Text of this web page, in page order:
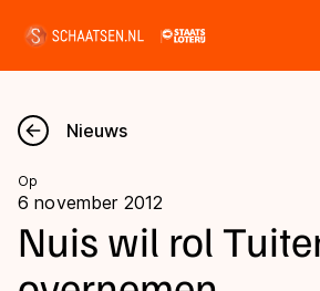
Nieuws
Kalender
Nieuws
Op
6 november 2012
Nuis wil rol